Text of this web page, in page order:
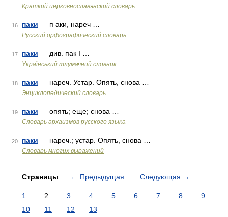
Краткий церковнославянский словарь
16 паки — п аки, нареч …
Русский орфографический словарь
17 паки — див. пак I …
Український тлумачний словник
18 паки — нареч. Устар. Опять, снова …
Энциклопедический словарь
19 паки — опять; еще; снова …
Cловарь архаизмов русского языка
20 паки — нареч.; устар. Опять, снова …
Словарь многих выражений
Страницы ← Предыдущая Следующая →
1 2 3 4 5 6 7 8
9
10
11 12 13